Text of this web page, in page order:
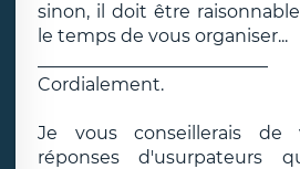
sinon, il doit être
le temps de vous organiser...
Cordialement.
Je vous conseillerais
réponses d'usurpateurs